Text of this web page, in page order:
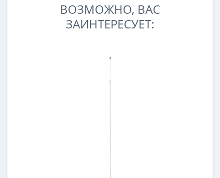
ВОЗМОЖНО, ВАС
ЗАИНТЕРЕСУЕТ: